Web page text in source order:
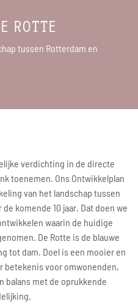
ROTTE
tussen Rotterdam en
verdichting in de directe
toenemen. Ons Ontwikkelplan
van het landschap tussen
komende 10 jaar. Dat doen we
waarin de huidige
De Rotte is de blauwe
tot dam. Doel is een mooier en
betekenis voor omwonenden,
balans met de oprukkende